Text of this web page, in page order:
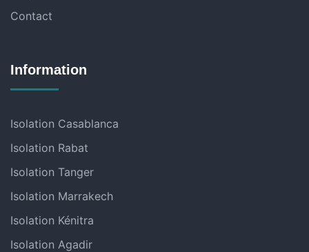
Contact
Information
Isolation Casablanca
Isolation Rabat
Isolation Tanger
Isolation Marrakech
Isolation Kénitra
Isolation Agadir